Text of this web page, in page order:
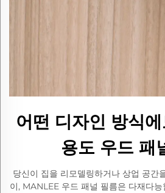
어떤 디자인 방식
용도 우드 패
당신이 집을 리모델링하거나 상업 공간
이, MANLEE 우드 패널 필름은 다재다